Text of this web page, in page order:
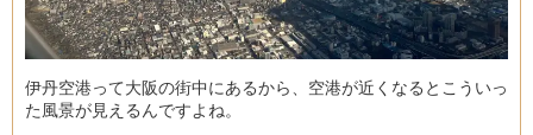
伊丹空港って大阪の街中にあるから、空港が近くなるとこういっ
た風景が見えるんですよね。